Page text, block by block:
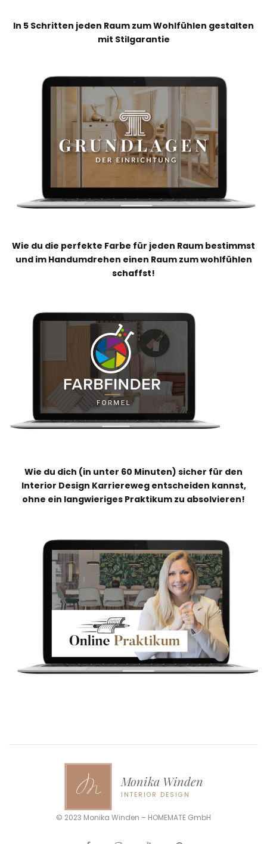
In 5 Schritten jeden Raum zum Wohlfühlen gestalten
mit Stilgarantie
Wie du die perfekte Farbe für jeden Raum bestimmst
und im Handumdrehen einen Raum zum wohlfühlen
schaffst!
Wie du dich (in unter 60 Minuten) sicher für den
Interior Design Karriereweg entscheiden kannst,
ohne ein langwieriges Praktikum zu absolvieren!
Monika Winden
INTERIOR DESIGN
© 2023 Monika Winden – HOMEMATE GmbH